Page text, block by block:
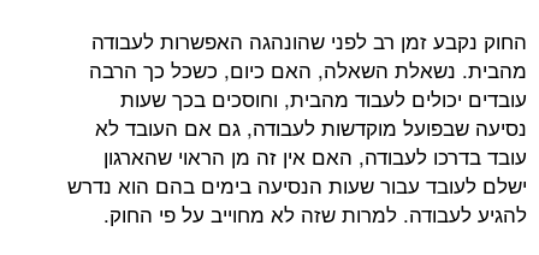
החוק נקבע זמן רב לפני שהונהגה האפשרות לעבודה
מהבית. נשאלת השאלה, האם כיום, כשכל כך הרבה
עובדים יכולים לעבוד מהבית, וחוסכים בכך שעות
נסיעה שבפועל מוקדשות לעבודה, גם אם העובד לא
עובד בדרכו לעבודה, האם אין זה מן הראוי שהארגון
ישלם לעובד עבור שעות הנסיעה בימים בהם הוא נדרש
להגיע לעבודה. למרות שזה לא מחוייב על פי החוק.